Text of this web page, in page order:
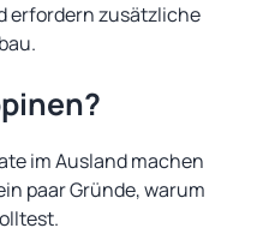
erfordern zusätzliche
im Ausland machen
paar Gründe, warum